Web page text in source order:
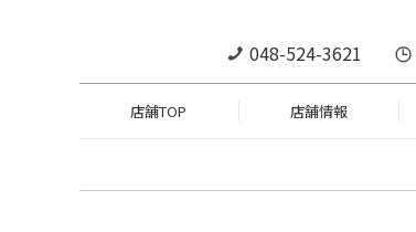
048-524-3621
店舗TOP 店舗情報